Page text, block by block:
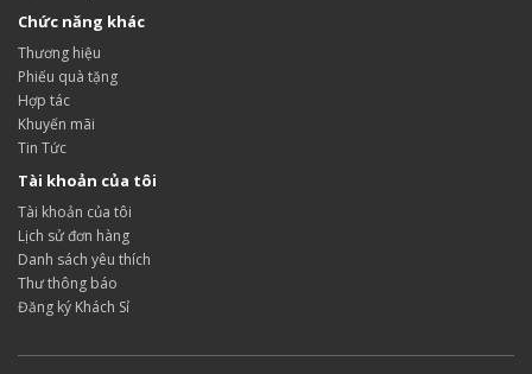
Chức năng khác
Thương hiệu
Phiếu quà tặng
Hợp tác
Khuyến mãi
Tin Tức
Tài khoản của tôi
Tài khoản của tôi
Lịch sử đơn hàng
Danh sách yêu thích
Thư thông báo
Đăng ký Khách Sỉ